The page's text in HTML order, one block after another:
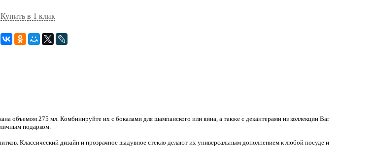
Купить в 1 клик
объемом 275 мл. Комбинируйте их с бокалами для шампанского или вина, а также с декантерами из коллекции Bar
подарком.
Классический дизайн и прозрачное выдувное стекло делают их универсальным дополнением к любой посуде и